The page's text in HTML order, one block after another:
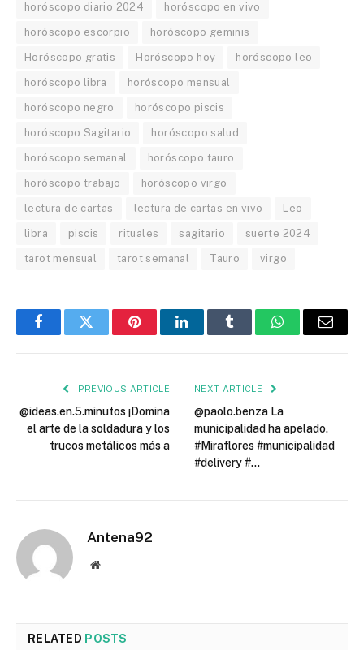
horóscopo diario 2024 horóscopo en vivo
horóscopo escorpio horóscopo geminis
Horóscopo gratis Horóscopo hoy horóscopo leo
horóscopo libra horóscopo mensual
horóscopo negro horóscopo piscis
horóscopo Sagitario horóscopo salud
horóscopo semanal horóscopo tauro
horóscopo trabajo horóscopo virgo
lectura de cartas lectura de cartas en vivo Leo
libra piscis rituales sagitario suerte 2024
tarot mensual tarot semanal Tauro virgo
FacebookTwitter PinterestLinkedInTumblr WhatsAppEmail
PREVIOUS ARTICLE
@ideas.en.5.minutos ¡Domina
el arte de la soldadura y los
trucos metálicos más a
NEXT ARTICLE
@paolo.benza La
municipalidad ha apelado.
#Miraflores #municipalidad
#delivery #…
Antena92
Website
RELATED POSTS